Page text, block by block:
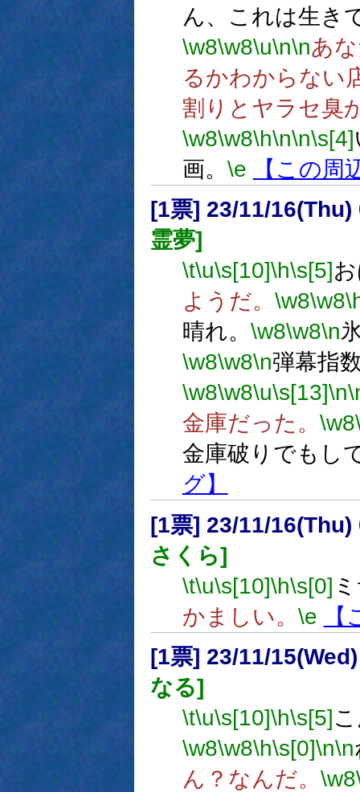
ん、これは生き
\w8\w8\u\n\nあ
るかわからない
割りとヤラセ臭
\w8\w8\h\n\n\s[4]
画。 \e
【この周
[1票] 23/11/
霊夢]
\t\u\s[10]\h\s[5]
ようだ。 \w8\w8
晴れ。 \w8\w8\n
\w8\w8\n弾幕指
\w8\w8\u\s[13]\n
金庫だった。 \w8
金庫破りでもし
グ】
[1票] 23/11/
さくら]
\t\u\s[10]\h\s[0]
かましい。 \e
[1票] 23/11/
なる]
\t\u\s[10]\h\s[5]
\w8\w8\h\s[0]\n\n
ん？なんだ。 \w8